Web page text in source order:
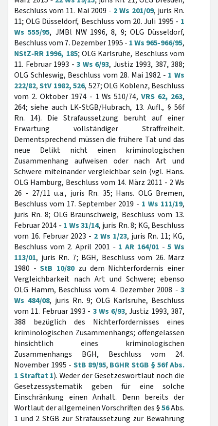
Beschluss vom 11. Mai 2009 - 2 Ws 201/09, juris Rn.
11; OLG Düsseldorf, Beschluss vom 20. Juli 1995 - 1
Ws 555/95, JMBl NW 1996, 8, 9; OLG Düsseldorf,
Beschluss vom 7. Dezember 1995 - 1 Ws 965-966/95,
NStZ-RR 1996, 185; OLG Karlsruhe, Beschluss vom
11. Februar 1993 - 3 Ws 6/93, Justiz 1993, 387, 388;
OLG Schleswig, Beschluss vom 28. Mai 1982 - 1 Ws
222/82,StV 1982, 526, 527; OLG Koblenz, Beschluss
vom 2. Oktober 1974 - 1 Ws 510/74,VRS 62, 263,
264; siehe auch LK-StGB/Hubrach, 13. Aufl., § 56f
Rn. 14). Die Strafaussetzung beruht auf einer
Erwartung vollständiger Straffreiheit.
Dementsprechend müssen die frühere Tat und das
neue Delikt nicht einen kriminologischen
Zusammenhang aufweisen oder nach Art und
Schwere miteinander vergleichbar sein (vgl. Hans.
OLG Hamburg, Beschluss vom 14. März 2011 - 2 Ws
26 - 27/11 u.a., juris Rn. 35; Hans. OLG Bremen,
Beschluss vom 17. September 2019 - 1 Ws 111/19,
juris Rn. 8; OLG Braunschweig, Beschluss vom 13.
Februar 2014 - 1 Ws 31/14, juris Rn. 8; KG, Beschluss
vom 16. Februar 2023 - 2 Ws 1/23, juris Rn. 11; KG,
Beschluss vom 2. April 2001 - 1 AR 164/01 -5 Ws
113/01, juris Rn. 7; BGH, Beschluss vom 26. März
1980 -StB 10/80zu dem Nichterfordernis einer
Vergleichbarkeit nach Art und Schwere; ebenso
OLG Hamm, Beschluss vom 4. Dezember 2008 - 3
Ws 484/08, juris Rn. 9; OLG Karlsruhe, Beschluss
vom 11. Februar 1993 - 3 Ws 6/93, Justiz 1993, 387,
388 bezüglich des Nichterfordernisses eines
kriminologischen Zusammenhangs; offengelassen
hinsichtlich eines kriminologischen
Zusammenhangs BGH, Beschluss vom 24.
November 1995 - StB 89/95, BGHR StGB § 56f Abs.
1 Straftat 1). Weder der Gesetzeswortlaut noch die
Gesetzessystematik geben für eine solche
Einschränkung einen Anhalt. Denn bereits der
Wortlaut der allgemeinen Vorschriften des §56Abs.
1 und 2 StGB zur Strafaussetzung zur Bewährung